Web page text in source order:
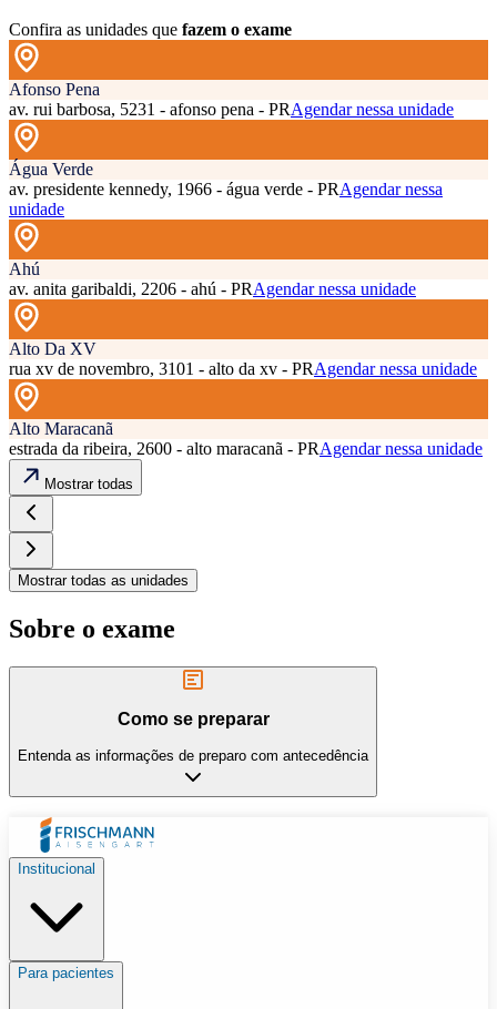
Confira as unidades que fazem o exame
Afonso Pena
av. rui barbosa, 5231 - afonso pena - PRAgendar nessa unidade
Água Verde
av. presidente kennedy, 1966 - água verde - PRAgendar nessa
unidade
Ahú
av. anita garibaldi, 2206 - ahú - PRAgendar nessa unidade
Alto Da XV
rua xv de novembro, 3101 - alto da xv - PRAgendar nessa unidade
Alto Maracanã
estrada da ribeira, 2600 - alto maracanã - PRAgendar nessa unidade
Mostrar todas
Mostrar todas as unidades
Sobre o exame
Como se preparar
Entenda as informações de preparo com antecedência
Institucional
Para pacientes